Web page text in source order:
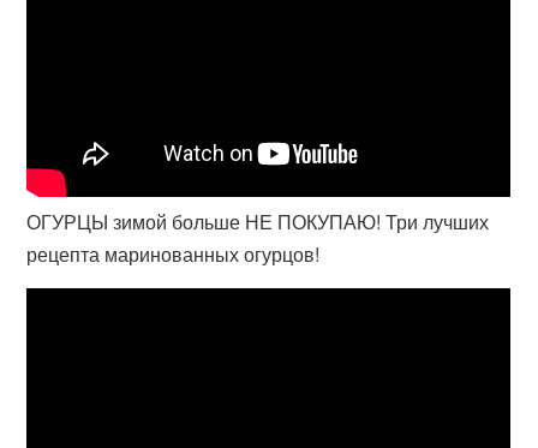
ОГУРЦЫ зимой больше НЕ ПОКУПАЮ! Три лучших
рецепта маринованных огурцов!